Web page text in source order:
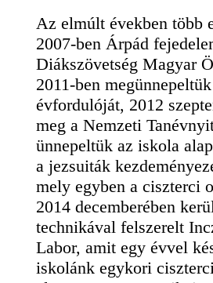
Az elmúlt években több
2007-ben Árpád
Diákszövetség Magyar
2011-ben
évfordulóját, 2012
meg a Nemzeti
ünnepeltük az iskola
a jezsuiták
mely egyben a ciszterci
2014 decemberében
technikával felszerelt
Labor, amit egy évvel
iskolánk egykori